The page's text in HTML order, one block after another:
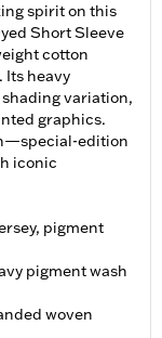
spirit on this
Short Sleeve
cotton
Its heavy
variation,
graphics.
edition
iconic
pigment
pigment wash
woven